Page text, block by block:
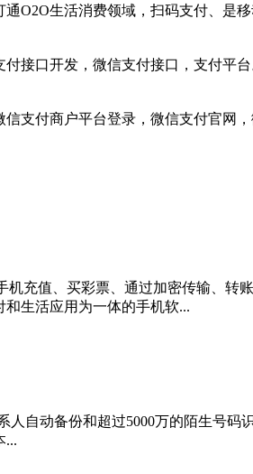
O2O生活消费领域，扫码支付、是移
接口开发，微信支付接口，支付平台
支付商户平台登录，微信支付官网，
机充值、买彩票、通过加密传输、转
生活应用为一体的手机软...
人自动备份和超过5000万的陌生号码
...